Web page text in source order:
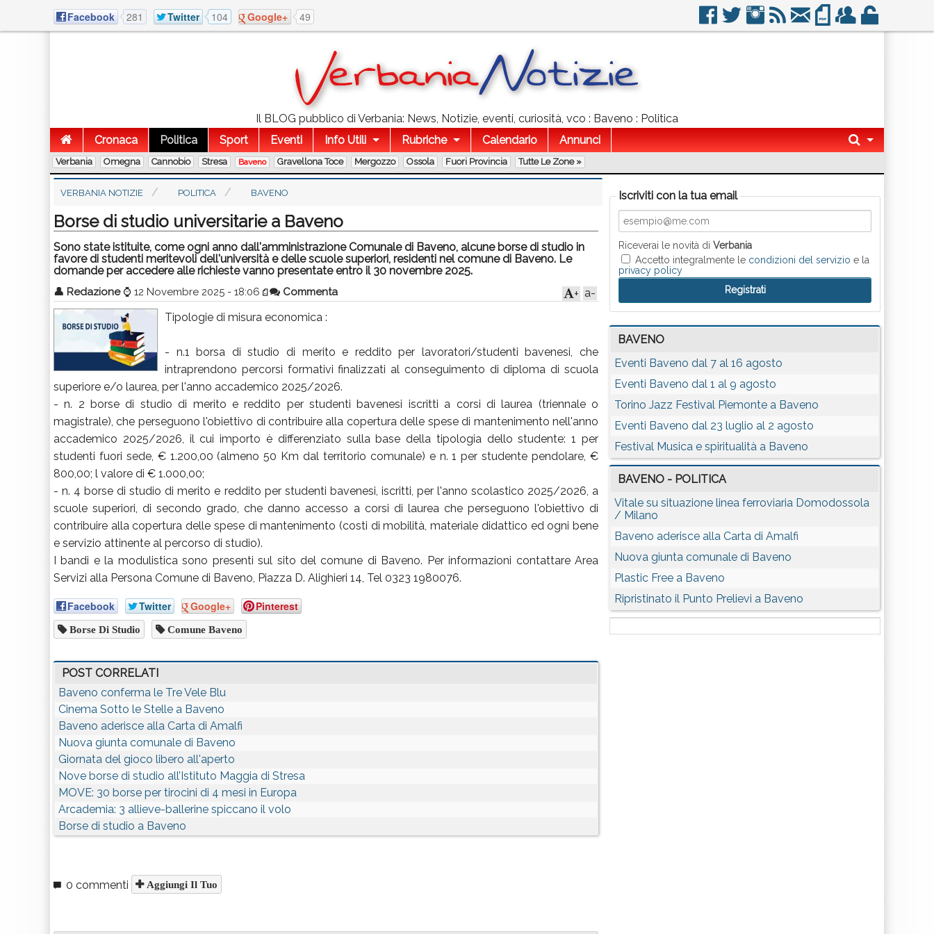
Facebook 281 Twitter 104 Google+ 49
Il BLOG pubblico di Verbania: News, Notizie, eventi, curiosità, vco : Baveno : Politica
Cronaca
Politica Sport Eventi Info Utili Rubriche Calendario Annunci
Verbania Omegna Cannobio Stresa Baveno Gravellona Toce Mergozzo Ossola Fuori Provincia Tutte Le Zone »
VERBANIA NOTIZIE POLITICA BAVENO
Borse di studio universitarie a Baveno
Sono state istituite, come ogni anno dall'amministrazione Comunale di Baveno, alcune borse di studio in
favore di studenti meritevoli dell'università e delle scuole superiori, residenti nel comune di Baveno. Le
domande per accedere alle richieste vanno presentate entro il 30 novembre 2025.
👤 Redazione ⌚ 12 Novembre 2025 - 18:06 Commenta a-
+
Tipologie di misura economica :
- n.1 borsa di studio di merito e reddito per lavoratori/studenti bavenesi, che
intraprendono percorsi formativi finalizzati al conseguimento di diploma di scuola
superiore e/o laurea, per l'anno accademico 2025/2026.
- n. 2 borse di studio di merito e reddito per studenti bavenesi iscritti a corsi di laurea (triennale o
magistrale), che perseguono l'obiettivo di contribuire alla copertura delle spese di mantenimento nell'anno
accademico 2025/2026, il cui importo è differenziato sulla base della tipologia dello studente: 1 per
studenti fuori sede, € 1.200,00 (almeno 50 Km dal territorio comunale) e n. 1 per studente pendolare, €
800,00; l valore di € 1.000,00;
- n. 4 borse di studio di merito e reddito per studenti bavenesi, iscritti, per l'anno scolastico 2025/2026, a
scuole superiori, di secondo grado, che danno accesso a corsi di laurea che perseguono l'obiettivo di
contribuire alla copertura delle spese di mantenimento (costi di mobilità, materiale didattico ed ogni bene
e servizio attinente al percorso di studio).
I bandi e la modulistica sono presenti sul sito del comune di Baveno. Per informazioni contattare Area
Servizi alla Persona Comune di Baveno, Piazza D. Alighieri 14, Tel 0323 1980076.
Facebook Twitter Google+ Pinterest
Borse Di Studio Comune Baveno
POST CORRELATI
Baveno conferma le Tre Vele Blu
Cinema Sotto le Stelle a Baveno
Baveno aderisce alla Carta di Amalfi
Nuova giunta comunale di Baveno
Giornata del gioco libero all'aperto
Nove borse di studio all’Istituto Maggia di Stresa
MOVE: 30 borse per tirocini di 4 mesi in Europa
Arcademia: 3 allieve-ballerine spiccano il volo
Borse di studio a Baveno
0 commenti Aggiungi Il Tuo
Iscriviti con la tua email
Riceverai le novità diVerbania
Accetto integralmente le condizioni del servizio e la
privacy policy
BAVENO
Eventi Baveno dal 7 al 16 agosto
Eventi Baveno dal 1 al 9 agosto
Torino Jazz Festival Piemonte a Baveno
Eventi Baveno dal 23 luglio al 2 agosto
Festival Musica e spiritualità a Baveno
BAVENO - POLITICA
Vitale su situazione linea ferroviaria Domodossola
/ Milano
Baveno aderisce alla Carta di Amalfi
Nuova giunta comunale di Baveno
Plastic Free a Baveno
Ripristinato il Punto Prelievi a Baveno